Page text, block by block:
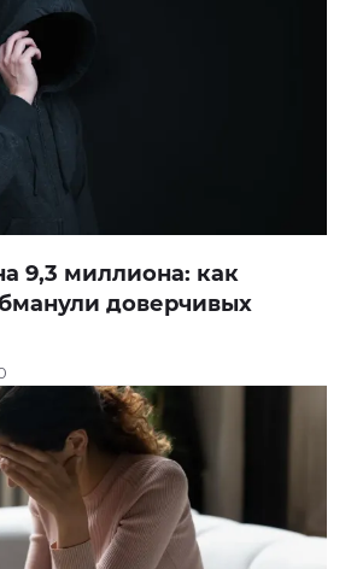
9,3 миллиона: как
доверчивых